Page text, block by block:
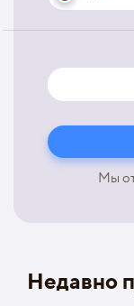
Мы
Недавно